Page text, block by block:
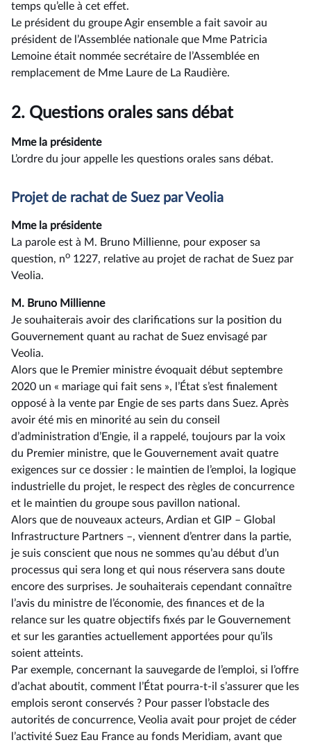
temps qu’elle à cet effet.
Le président du groupe Agir ensemble a fait savoir au
président de l’Assemblée nationale que Mme Patricia
Lemoine était nommée secrétaire de l’Assemblée en
remplacement de Mme Laure de La Raudière.
2. Questions orales sans débat
Mme la présidente
L’ordre du jour appelle les questions orales sans débat.
Projet de rachat de Suez par Veolia
Mme la présidente
La parole est à M. Bruno Millienne, pour exposer sa
question, no 1227, relative au projet de rachat de Suez par
Veolia.
M. Bruno Millienne
Je souhaiterais avoir des clarifications sur la position du
Gouvernement quant au rachat de Suez envisagé par
Veolia.
Alors que le Premier ministre évoquait début septembre
2020 un « mariage qui fait sens », l’État s’est finalement
opposé à la vente par Engie de ses parts dans Suez. Après
avoir été mis en minorité au sein du conseil
d’administration d’Engie, il a rappelé, toujours par la voix
du Premier ministre, que le Gouvernement avait quatre
exigences sur ce dossier : le maintien de l’emploi, la logique
industrielle du projet, le respect des règles de concurrence
et le maintien du groupe sous pavillon national.
Alors que de nouveaux acteurs, Ardian et GIP –⁠ Global
Infrastructure Partners –, viennent d’entrer dans la partie,
je suis conscient que nous ne sommes qu’au début d’un
processus qui sera long et qui nous réservera sans doute
encore des surprises. Je souhaiterais cependant connaître
l’avis du ministre de l’économie, des finances et de la
relance sur les quatre objectifs fixés par le Gouvernement
et sur les garanties actuellement apportées pour qu’ils
soient atteints.
Par exemple, concernant la sauvegarde de l’emploi, si l’offre
d’achat aboutit, comment l’État pourra-t-il s’assurer que les
emplois seront conservés ? Pour passer l’obstacle des
autorités de concurrence, Veolia avait pour projet de céder
l’activité Suez Eau France au fonds Meridiam, avant que